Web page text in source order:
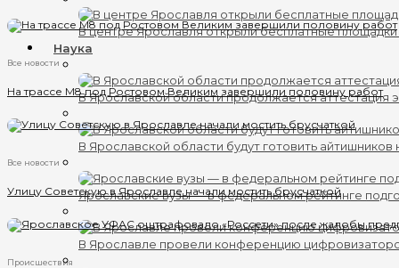
В центре Ярославля открыли бесплатные
Наука
В Ярославской области продолжается аттестация
В Ярославской области будут готовить айтишников
Ярославские вузы — в федеральном рейтинге
В Ярославле провели конференцию
Все новости
На трассе М8 под Ростовом Великим завершили половину работ
Все новости
Улицу Советскую в Ярославле начали мостить брусчаткой
Происшествия